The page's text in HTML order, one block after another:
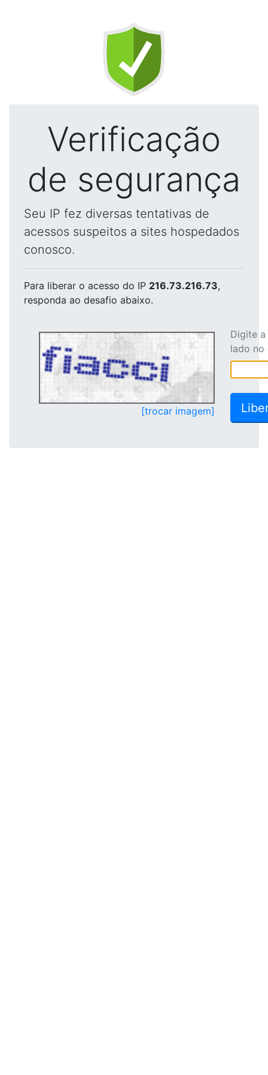
Verificação
de segurança
Seu IP fez diversas tentativas de
acessos suspeitos a sites hospedados
conosco.
Para liberar o acesso do IP 216.73.216.73,
responda ao desafio abaixo.
[trocar imagem]
Digite
lado no